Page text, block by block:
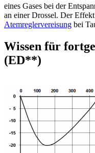
eines Gases bei der
an einer Drossel. Der
Atemreglervereisung bei
Wissen für
(ED**)